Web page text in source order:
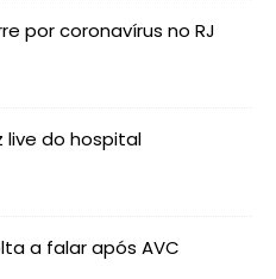
por coronavírus no RJ
live do hospital
a falar após AVC